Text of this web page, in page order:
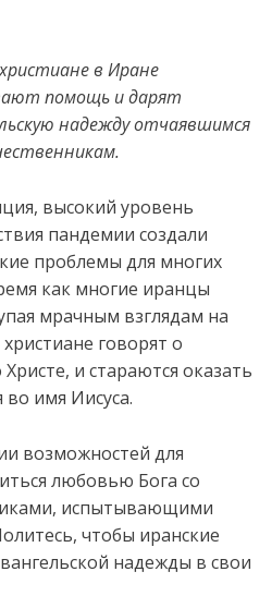
в Иране
помощь и дарят
надежду отчаявшимся
высокий уровень
пандемии создали
проблемы для многих
как многие иранцы
мрачным взглядам на
говорят о
и стараются оказать
имя Иисуса.
возможностей для
любовью Бога со
испытывающими
чтобы иранские
надежды в свои